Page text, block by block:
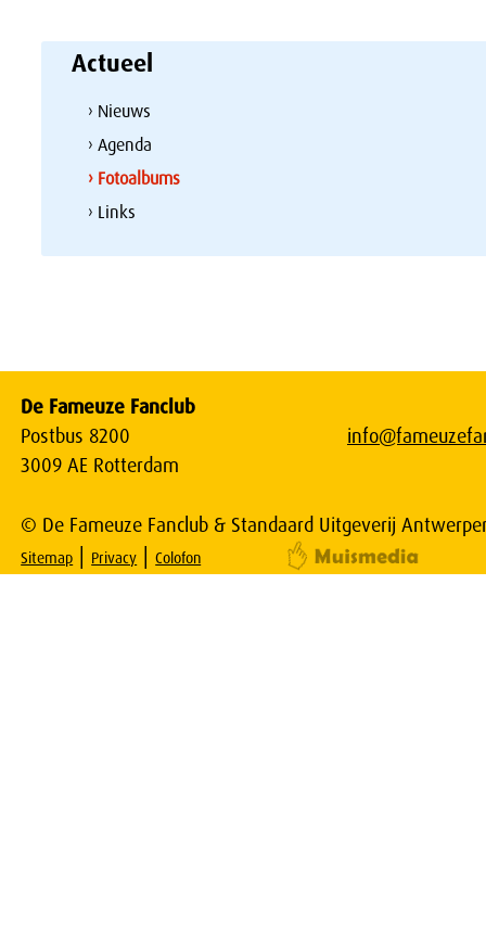
Actueel
› Nieuws
› Agenda
› Fotoalbums
› Links
De Fameuze Fanclub
Postbus 8200
3009 AE Rotterdam
© De Fameuze Fanclub & Standaard Uitgeverij
Sitemap | Privacy |Colofon